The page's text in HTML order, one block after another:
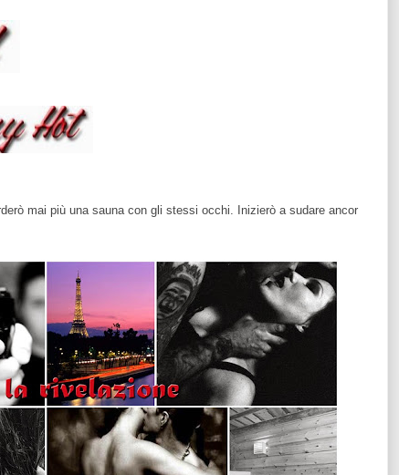
mai più una sauna con gli stessi occhi. Inizierò a sudare ancor